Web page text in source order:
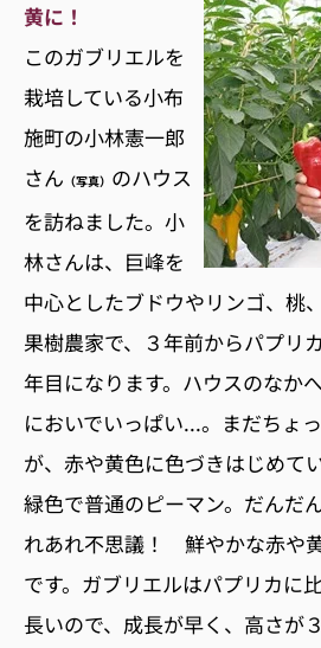
黄に！
このガブリエルを
栽培している小布
施町の小林憲一郎
さん （写真） のハウス
を訪ねました。小
林さんは、巨峰を
中心としたブドウやリンゴ、桃
果樹農家で、３年前からパプリ
年目になります。ハウスのなか
においでいっぱい...。まだちょ
が、赤や黄色に色づきはじめて
緑色で普通のピーマン。だんだ
れあれ不思議！ 鮮やかな赤や
です。ガブリエルはパプリカに
長いので、成長が早く、高さが